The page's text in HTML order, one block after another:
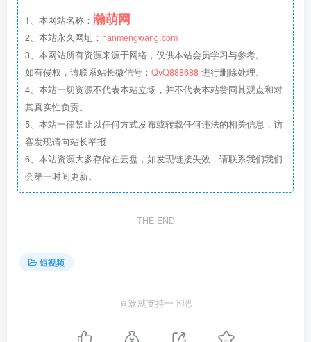
1、本网站名称： 瀚萌网
2、本站永久网址： hanmengwang.com
3、本网站所有资源来源于网络，仅供本站会员学习与参考。
如有侵权，请联系站长微信号： QvQ888688 进行删除处理。
4、本站一切资源不代表本站立场，并不代表本站赞同其观点和对
其真实性负责。
5、本站一律禁止以任何方式发布或转载任何违法的相关信息，访
客发现请向站长举报
6、本站资源大多存储在云盘，如发现链接失效，请联系我们我们
会第一时间更新。
THE END
短视频
喜欢就支持一下吧